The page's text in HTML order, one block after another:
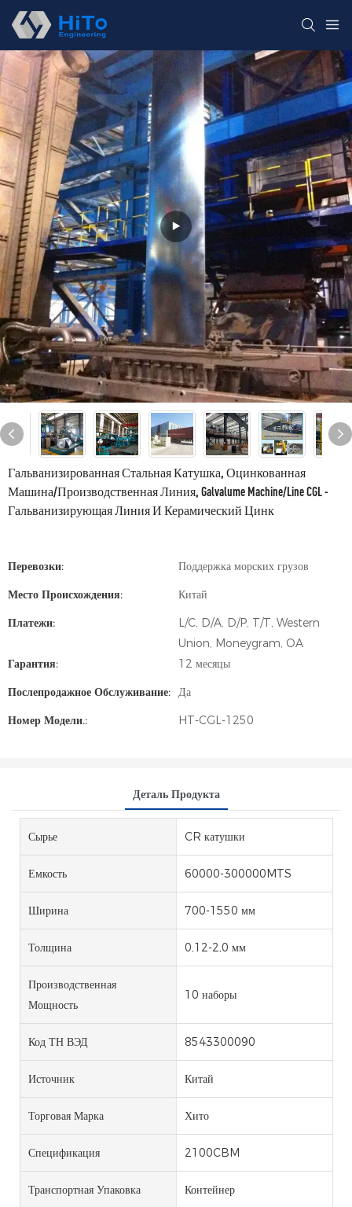
Гальванизированная Стальная Катушка, Оцинкованная
Машина/производственная Линия, Galvalume Machine/Line CGL -
Гальванизирующая Линия И Керамический Цинк
Перевозки:
Поддержка морских грузов
Место Происхождения:
Китай
Платежи:
L/C, D/A, D/P, T/T, Western
Union, Moneygram, OA
Гарантия:
12 месяцы
Послепродажное Обслуживание: Да
Номер Модели.:
HT-CGL-1250
Деталь Продукта
Сырье CR катушки
Емкость 60000-300000MTS
Ширина 700-1550 мм
Толщина 0,12-2,0 мм
Производственная
Мощность
10 наборы
Код ТН ВЭД 8543300090
Источник Китай
Торговая Марка Хито
Спецификация 2100CBM
Транспортная Упаковка Контейнер